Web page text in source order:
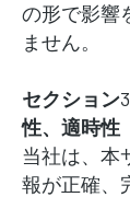
の形で影響
ません。
セクション
性、適時性
当社は、本
報が正確、